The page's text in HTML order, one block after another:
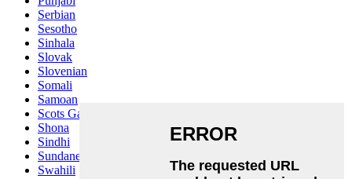
Serbian
Sesotho
Sinhala
Slovak
Slovenian
Somali
Samoan
Scots Gaelic
Shona
Sindhi
Sundanese
Swahili